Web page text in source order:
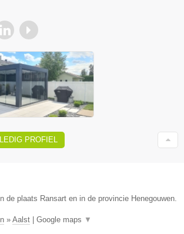
PROFIEL
de plaats Ransart en in de provincie Henegouwen.
» Aalst Google maps ▼